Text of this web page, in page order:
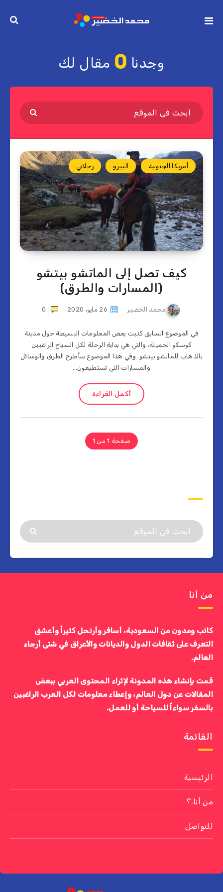
وجدنا 0 مقال لك
أمريكا الجنوبية البيرو رحلاتي
كيف تصل إلى الماتشو بيتشو
(المسارات والطرق)
محمد الخضير 26 مايو، 2020 0
في الموضوع السابق كتبت بعض المعلومات البسيطة حول مدينة
كوسكو الجميلة، والتي هي بداية الرحلة لكل السياح الراغبين
بالذهاب للماتشو بيتشو. وفي هذا الموضوع سأطرح الطرق والوسائل
والمسارات التي تستطيعون…
أكمل القراءة
صفحة 1 من 1
من أنا
كاتب ومدون من السعودية، أسافر وأرتحل كثيراً وأعشق
التعرف على ثقافات الدول والديانات والأعراق في شتى أرجاء
العالم.
قمت بإنشاء هذه المدونة لإثراء المحتوى العربي ببعض
المقالات عن دول العالم، وإعطاء معلومات لكل العرب الراغبين
بالسفر سواءاً للسياحة أو للعمل.
القائمة
الرئيسية
من أنا.؟
للتواصل